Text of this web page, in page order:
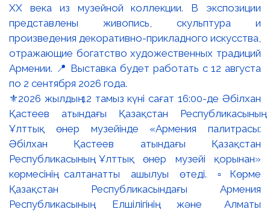
⚜️2026 жылдың 12 тамыз күні сағат 16:00-де Әбілхан
Қастеев атындағы Қазақстан Республикасының
Ұлттық өнер музейінде «Армения палитрасы:
Әбілхан Қастеев атындағы Қазақстан
Республикасының Ұлттық өнер музейі қорынан»
көрмесінің салтанатты ашылуы өтеді. ▫️Көрме
Қазақстан Республикасындағы Армения
Республикасының Елшілігінің және Алматы